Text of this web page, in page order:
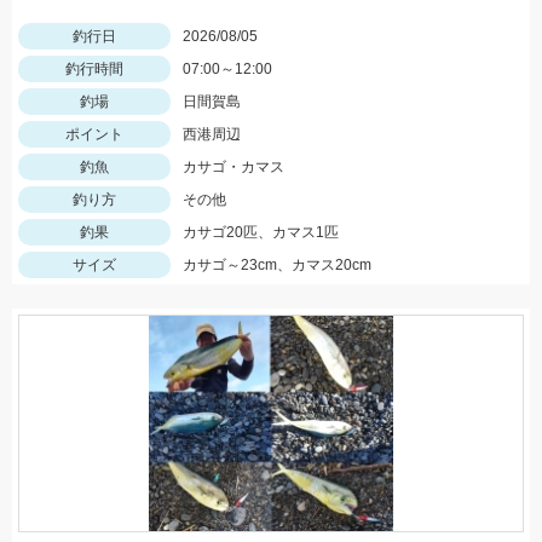
釣行日
2026/08/05
釣行時間
07:00～12:00
釣場
日間賀島
ポイント
西港周辺
釣魚
カサゴ・カマス
釣り方
その他
釣果
カサゴ20匹、カマス1匹
サイズ
カサゴ～23cm、カマス20cm